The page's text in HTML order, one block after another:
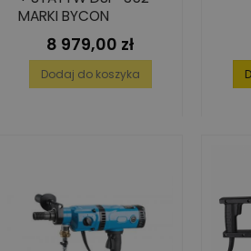
MARKI BYCON
Cena
8 979,00 zł
Dodaj do koszyka